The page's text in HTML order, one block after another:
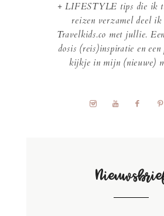
+ LIFESTYLE tips die ik
reizen verzamel deel ik
Travelkids.co met jullie.
dosis (reis)inspiratie en
kijkje in mijn (nieuwe)